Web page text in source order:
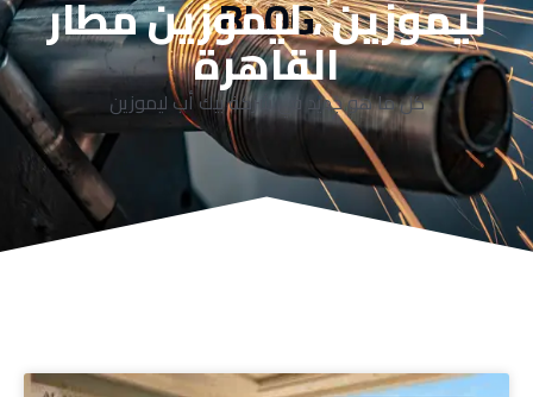
BLOG
ليموزين ، ليموزين مطار
القاهرة
كل ما هو جديد في شركة بيك أب ليموزين